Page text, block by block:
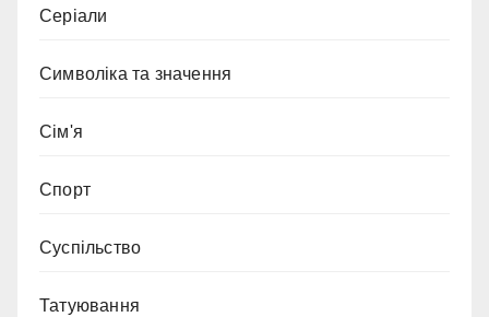
Серіали
Символіка та значення
Сім'я
Спорт
Суспільство
Татуювання